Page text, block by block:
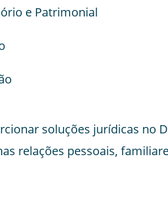
e Patrimonial
soluções jurídicas no
relações pessoais,